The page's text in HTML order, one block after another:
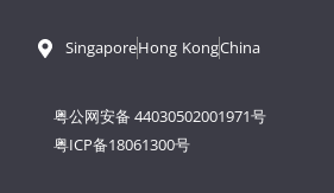
SingaporeHong KongChina
粤公网安备 44030502001971号
粤ICP备18061300号